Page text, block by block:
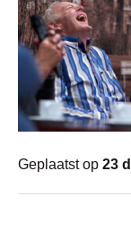
Geplaatst op 23